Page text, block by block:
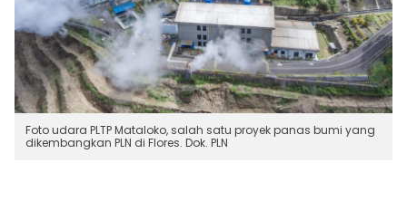
Foto udara PLTP Mataloko, salah satu proyek panas bumi yang
dikembangkan PLN di Flores. Dok. PLN